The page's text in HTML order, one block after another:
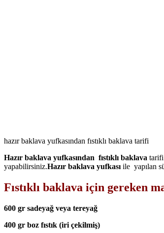
hazır baklava yufkasından fıstıklı baklava tarifi
Hazır baklava yufkasından fıstıklı baklava
yapabilirsiniz.Hazır baklava yufkası ile yapılan
Fıstıklı baklava için gereken
600 gr sadeyağ veya tereyağ
400 gr boz fıstık (iri çekilmiş)